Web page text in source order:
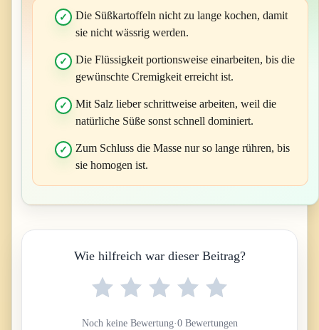
Die Süßkartoffeln nicht zu lange kochen, damit
sie nicht wässrig werden.
Die Flüssigkeit portionsweise einarbeiten, bis die
gewünschte Cremigkeit erreicht ist.
Mit Salz lieber schrittweise arbeiten, weil die
natürliche Süße sonst schnell dominiert.
Zum Schluss die Masse nur so lange rühren, bis
sie homogen ist.
Wie hilfreich war dieser Beitrag?
Noch keine Bewertung·0 Bewertungen